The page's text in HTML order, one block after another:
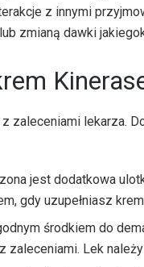
z innymi
zmianą dawki
zaleceniami lekarza.
jest dodatkowa
gdy uzupełniasz
środkiem do
zaleceniami. Lek